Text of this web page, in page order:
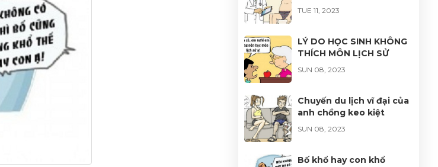
TUE 11, 2023
LÝ DO HỌC SINH KHÔNG
THÍCH MÔN LỊCH SỬ
SUN 08, 2023
Chuyến du lịch vĩ đại của
anh chồng keo kiệt
SUN 08, 2023
Bố khổ hay con khổ